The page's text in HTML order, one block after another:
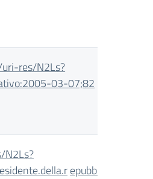
res/N2Ls?
03-07;82
N2Ls?
epubblica:2006-04-